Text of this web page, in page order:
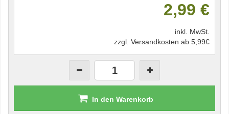
2,99 €
inkl. MwSt.
zzgl. Versandkosten ab 5,99€
In den Warenkorb